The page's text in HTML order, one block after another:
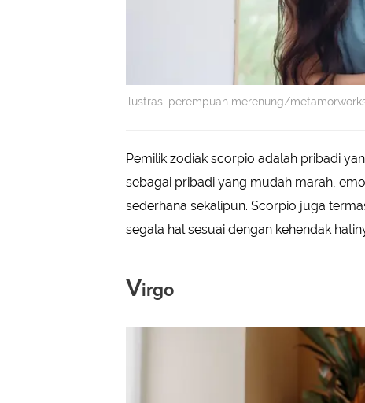
ilustrasi perempuan merenung/
Pemilik zodiak scorpio adalah pribadi
sebagai pribadi yang mudah marah,
sederhana sekalipun. Scorpio juga
segala hal sesuai dengan kehendak
Virgo